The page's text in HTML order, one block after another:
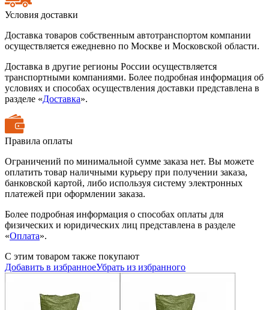
Условия доставки
Доставка товаров собственным автотранспортом компании
осуществляется ежедневно по Москве и Московской области.
Доставка в другие регионы России осуществляется
транспортными компаниями. Более подробная информация об
условиях и способах осуществления доставки представлена в
разделе «Доставка».
Правила оплаты
Ограничений по минимальной сумме заказа нет. Вы можете
оплатить товар наличными курьеру при получении заказа,
банковской картой, либо используя систему электронных
платежей при оформлении заказа.
Более подробная информация о способах оплаты для
физических и юридических лиц представлена в разделе
«Оплата».
С этим товаром также покупают
Добавить в избранноеУбрать из избранного